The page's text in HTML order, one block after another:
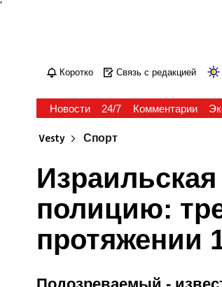
'
Коротко Связь с редакцией
Новости 24/7 Комментарии
Vesty Спорт
полицию:
протяжении